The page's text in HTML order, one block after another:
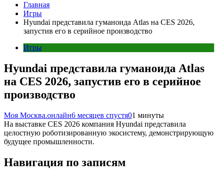
Главная
Игры
Hyundai представила гуманоида Atlas на CES 2026,
запустив его в серийное производство
Игры
Hyundai представила гуманоида Atlas
на CES 2026, запустив его в серийное
производство
Моя Москва.онлайн6 месяцев спустя01 минуты
На выставке CES 2026 компания Hyundai представила
целостную роботизированную экосистему, демонстрирующую
будущее промышленности.
Навигация по записям